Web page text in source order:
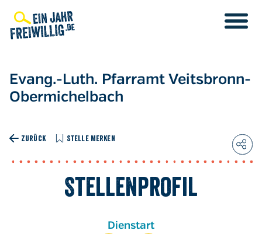
zum
Inhalt
Evang.-Luth. Pfarramt Veitsbronn-
Obermichelbach
ZURÜCK STELLE MERKEN
Stellenprofil